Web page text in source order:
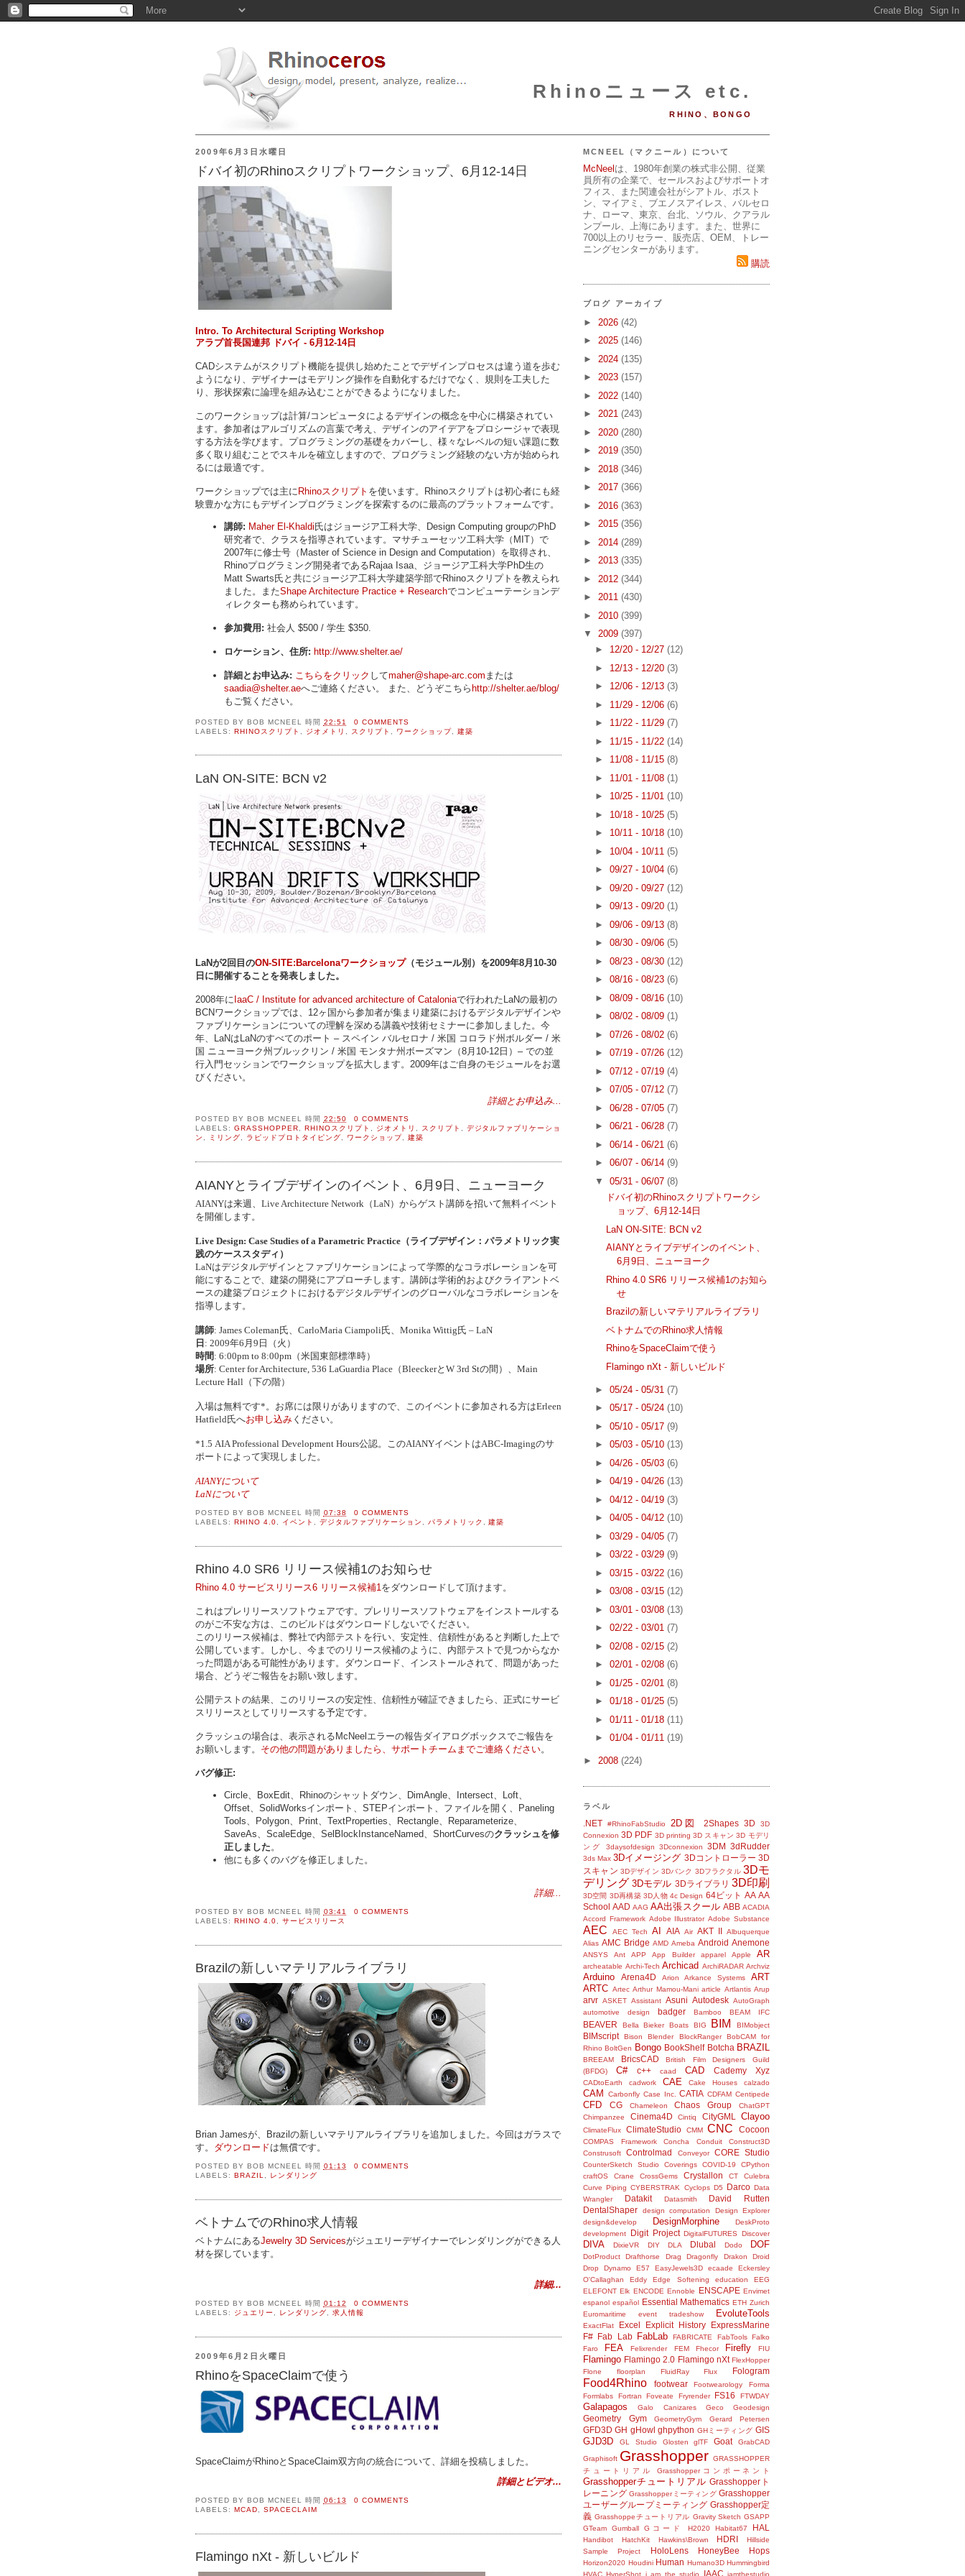
Rhinoニュース etc.
RHINO、BONGO
2009年6月3日水曜日
ドバイ初のRhinoスクリプトワークショップ、6月12-14日
Intro. To Architectural Scripting Workshop
アラブ首長国連邦 ドバイ - 6月12-14日
CADシステムがスクリプト機能を提供し始めたことでデザインプロセスは違う道を歩む
ようになり、デザイナーはモデリング操作を自動化するだけでなく、規則を工夫した
り、形状探索に論理を組み込むことができるようになりました。
このワークショップは計算/コンピュータによるデザインの概念を中心に構築されてい
ます。参加者はアルゴリズムの言葉で考え、デザインのアイデアをプロシージャで表現
する方法を学びます。プログラミングの基礎をカバーし、様々なレベルの短い課題に数
多く取り組むことでスキルを確立しますので、プログラミング経験のない方が始められ
るには最適です。
ワークショップでは主に Rhinoスクリプト を使います。Rhinoスクリプトは初心者にも経
験豊かな方にもデザインプログラミングを探索するのに最高のプラットフォームです。
講師: Maher El-Khaldi氏はジョージア工科大学、Design Computing groupのPhD
研究者で、クラスを指導されています。マサチューセッツ工科大学（MIT）で
2007年に修士号（Master of Science in Design and Computation）を取得され、
Rhinoプログラミング開発者であるRajaa Isaa、ジョージア工科大学PhD生の
Matt Swarts氏と共にジョージア工科大学建築学部でRhinoスクリプトを教えられ
ました。またShape Architecture Practice + Researchでコンピューテーションデ
ィレクターも務められています。
参加費用: 社会人 $500 / 学生 $350.
ロケーション、住所: http://www.shelter.ae/
詳細とお申込み: こちらをクリック してmaher@shape-arc.com または
saadia@shelter.aeへご連絡ください。 また、どうぞこちらhttp://shelter.ae/blog/
もご覧ください。
POSTED BY BOB MCNEEL 時間 22:51
0 COMMENTS
LABELS: RHINOスクリプト ジオメトリ スクリプト ワークショップ, 建築
LaN ON-SITE: BCN v2
LaNが2回目のON-SITE:Barcelonaワークショップ（モジュール別）を2009年8月10-30
日に開催することを発表しました。
2008年に IaaC / Institute for advanced architecture of Cataloniaで行われたLaNの最初の
BCNワークショップでは、12ヶ国から参加者が集まり建築におけるデジタルデザインや
ファブリケーションについての理解を深める講義や技術セミナーに参加しました。今
年、LaNはLaNのすべてのポート – スペイン バルセロナ / 米国 コロラド州ボルダー / 米
国 ニューヨーク州ブルックリン / 米国 モンタナ州ボーズマン（8月10-12日）– での並
行入門セッションでワークショップを拡大します。2009年はご自身のモジュールをお選
びください。
詳細とお申込み...
POSTED BY BOB MCNEEL 時間 22:50
0 COMMENTS
LABELS: GRASSHOPPER, RHINOスクリプト , ジオメトリ , スクリプト , デジタルファブリケーショ
ン , ミリング, ラピッドプロトタイピング, ワークショップ, 建築
AIANYとライブデザインのイベント、6月9日、ニューヨーク
AIANYは来週、Live Architecture Network（LaN）からゲスト講師を招いて無料イベント
を開催します。
Live Design: Case Studies of a Parametric Practice（ライブデザイン：パラメトリック実
践のケーススタディ）
LaNはデジタルデザインとファブリケーションによって学際的なコラボレーションを可
能にすることで、建築の開発にアプローチします。講師は学術的およびクライアントベ
ースの建築プロジェクトにおけるデジタルデザインのグローバルなコラボレーションを
指導します。
講師: James Coleman氏、CarloMaria Ciampoli氏、Monika Wittig氏 – LaN
日 : 2009年6月9日（火）
時間 : 6:00pm to 8:00pm（米国東部標準時）
場所: Center for Architecture, 536 LaGuardia Place（BleeckerとW 3rd Stの間）、Main
Lecture Hall（下の階）
入場は無料です*。お席には限りがありますので、このイベントに参加される方はErleen
Hatfield氏へお申し込み ください。
*1.5 AIA Professional Development Hours公認。このAIANYイベントはABC-Imagingのサ
ポートによって実現しました。
AIANYについて
LaNについて
POSTED BY BOB MCNEEL 時間 07:38
0 COMMENTS
LABELS: RHINO 4.0 イベント デジタルファブリケーション パラメトリック ,建築
Rhino 4.0 SR6 リリース候補1のお知らせ
Rhino 4.0 サービスリリース6 リリース候補1をダウンロードして頂けます。
これはプレリリースソフトウェアです。プレリリースソフトウェアをインストールする
のがご不安な方は、このビルドはダウンロードしないでください。
このリリース候補は、弊社で内部テストを行い、安定性、信頼性があると判断した上で
公開しています。しかし、今までのリリース候補のように、内部テストで見つからなか
った問題がある可能性があります。ダウンロード、インストールされて、問題があった
場合、どうぞご報告をお願い致します。
公開テストの結果、このリリースの安定性、信頼性が確証できましたら、正式にサービ
スリリースとしてリリースする予定です。
クラッシュの場合は、表示されるMcNeelエラーの報告ダイアログボックスでご報告を
お願いします。 その他の問題がありましたら、サポートチームまでご連絡ください。
バグ修正:
Circle、BoxEdit、Rhinoのシャットダウン、DimAngle、Intersect、Loft、
Offset、SolidWorksインポート、STEPインポート、ファイルを開く、Paneling
Tools、Polygon、Print、TextProperties、Rectangle、Reparameterize、
SaveAs、ScaleEdge、SelBlockInstanceNamed、ShortCurvesのクラッシュを修
正しました。
他にも多くのバグを修正しました。
詳細...
POSTED BY BOB MCNEEL 時間 03:41
0 COMMENTS
LABELS: RHINO 4.0 サービスリリース
Brazilの新しいマテリアルライブラリ
Brian Jamesが、Brazilの新しいマテリアルライブラリを追加しました。今回はガラスで
す。 ダウンロードは無償です。
POSTED BY BOB MCNEEL 時間 01:13
0 COMMENTS
LABELS: BRAZIL レンダリング
ベトナムでのRhino求人情報
ベトナムにあるJewelry 3D Servicesがジュエリーデザイナーでレンダリングができる人
材を探しています。
詳細...
POSTED BY BOB MCNEEL 時間 01:12
0 COMMENTS
LABELS: ジュエリー レンダリング 求人情報
2009年6月2日火曜日
RhinoをSpaceClaimで使う
SpaceClaimがRhinoとSpaceClaim双方向の統合について、詳細を投稿しました。
詳細とビデオ...
POSTED BY BOB MCNEEL 時間 06:13
0 COMMENTS
LABELS: MCAD SPACECLAIM
Flamingo nXt - 新しいビルド
MCNEEL（マクニール）について
McNeel は、1980年創業の株式非公開、従業
員所有の企業で、セールスおよびサポートオ
フィス、また関連会社がシアトル、ボスト
ン、マイアミ、ブエノスアイレス、バルセロ
ナ、ローマ、東京、台北、ソウル、クアラル
ンプール、上海にあります。また、世界に
700以上のリセラー、販売店、OEM、トレー
ニングセンターがあります。
購読
ブログ アーカイブ
► 2026 (42)
► 2025 (146)
► 2024 (135)
► 2023 (157)
► 2022 (140)
► 2021 (243)
► 2020 (280)
► 2019 (350)
► 2018 (346)
► 2017 (366)
► 2016 (363)
► 2015 (356)
► 2014 (289)
► 2013 (335)
► 2012 (344)
► 2011 (430)
► 2010 (399)
▼ 2009 (397)
► 12/20 - 12/27 (12)
► 12/13 - 12/20 (3)
► 12/06 - 12/13 (3)
► 11/29 - 12/06 (6)
► 11/22 - 11/29 (7)
► 11/15 - 11/22 (14)
► 11/08 - 11/15 (8)
► 11/01 - 11/08 (1)
► 10/25 - 11/01 (10)
► 10/18 - 10/25 (5)
► 10/11 - 10/18 (10)
► 10/04 - 10/11 (5)
► 09/27 - 10/04 (6)
► 09/20 - 09/27 (12)
► 09/13 - 09/20 (1)
► 09/06 - 09/13 (8)
► 08/30 - 09/06 (5)
► 08/23 - 08/30 (12)
► 08/16 - 08/23 (6)
► 08/09 - 08/16 (10)
► 08/02 - 08/09 (1)
► 07/26 - 08/02 (6)
► 07/19 - 07/26 (12)
► 07/12 - 07/19 (4)
► 07/05 - 07/12 (7)
► 06/28 - 07/05 (7)
► 06/21 - 06/28 (7)
► 06/14 - 06/21 (6)
► 06/07 - 06/14 (9)
▼ 05/31 - 06/07 (8)
ドバイ初のRhinoスクリプトワークシ
ョップ、6月12-14日
LaN ON-SITE: BCN v2
AIANYとライブデザインのイベント、
6月9日、ニューヨーク
Rhino 4.0 SR6 リリース候補1のお知ら
せ
Brazilの新しいマテリアルライブラリ
ベトナムでのRhino求人情報
RhinoをSpaceClaimで使う
Flamingo nXt - 新しいビルド
► 05/24 - 05/31 (7)
► 05/17 - 05/24 (10)
► 05/10 - 05/17 (9)
► 05/03 - 05/10 (13)
► 04/26 - 05/03 (6)
► 04/19 - 04/26 (13)
► 04/12 - 04/19 (3)
► 04/05 - 04/12 (10)
► 03/29 - 04/05 (7)
► 03/22 - 03/29 (9)
► 03/15 - 03/22 (16)
► 03/08 - 03/15 (12)
► 03/01 - 03/08 (13)
► 02/22 - 03/01 (7)
► 02/08 - 02/15 (2)
► 02/01 - 02/08 (6)
► 01/25 - 02/01 (8)
► 01/18 - 01/25 (5)
► 01/11 - 01/18 (11)
► 01/04 - 01/11 (19)
► 2008 (224)
ラベル
.NET #RhinoFabStudio 2D図 2Shapes 3D
3D
Connexion 3D PDF 3D printing 3D スキャン 3D モデリ
ング
3daysofdesign 3Dconnexion 3DM 3dRudder
3ds Max 3Dイメージング 3Dコントローラー 3D
スキャン 3Dデザイン 3Dバンク 3Dフラクタル 3Dモ
デリング 3Dモデル 3Dライブラリ 3D印刷
3D空間 3D再構築 3D人物 4c Design 64ビット AA AA
School AAD AAG AA出張スクール ABB ACADIA
Accord Framework Adobe Illustrator Adobe Substance
AEC AEC Tech AI AIA Air AKT II Albuquerque
Alias AMC Bridge AMD Ameba Android Anemone
ANSYS Ant APP App Builder apparel Apple AR
archeatable Archi-Tech Archicad ArchiRADAR Archviz
Arduino Arena4D Arion Arkance Systems
ART
ARTC Artec Arthur Mamou-Mani article Artlantis Arup
arvr ASKET Assistant Asuni Autodesk AutoGraph
automotive design
badger Bamboo BEAM IFC
BEAVER Bella Bieker Boats BIG BIM BIMobject
BIMscript Bison Blender BlockRanger
BobCAM for
Rhino BoltGen Bongo BookShelf Botcha BRAZIL
BREEAM BricsCAD
British Film Designers Guild
(BFDG)
C# c++ caad CAD Cademy Xyz
CADtoEarth cadwork CAE Cake Houses calzado
CAM Carbonfly Case Inc. CATIA CDFAM Centipede
CFD CG Chameleon Chaos Group
ChatGPT
Chimpanzee
Cinema4D Cintiq CityGML Clayoo
ClimateFlux ClimateStudio CMM CNC Cocoon
COMPAS Framework Concha Conduit
Construct3D
Construsoft
Controlmad Conveyor CORE Studio
CounterSketch Studio Coverings COVID-19
CPython
craftOS
Crane CrossGems Crystallon CT
Culebra
Curve Piping CYBERSTRAK Cyclops D5 Darco Data
Wrangler
Datakit Datasmith
David Rutten
DentalShaper
design computation
Design Explorer
design&develop
DesignMorphine
DeskProto
development
Digit Project DigitalFUTURES Discover
DIVA DixieVR DIY DLA Dlubal Dodo DOF
DotProduct Drafthorse Drag Dragonfly Drakon
Droid
Drop
Dynamo E57 EasyJewels3D ecaade
Eckersley
O'Callaghan
Eddy Edge Softening education
EEG
ELEFONT Elk ENCODE Ennoble ENSCAPE Envimet
espanol español Essential Mathematics ETH Zurich
Euromaritime
event tradeshow EvoluteTools
ExactFlat Excel Explicit History
ExpressMarine
F# Fab Lab FabLab FABRICATE FabTools Falko
Faro
FEA Felixrender FEM Fhecor Firefly FIU
Flamingo Flamingo 2.0 Flamingo nXt FlexHopper
Flone
floorplan FluidRay Flux Fologram
Food4Rhino footwear Footwearology
Forma
Formlabs
Fortran Foveate Fryrender FS16 FTWDAY
Galapagos Galo Canizares Geco Geodesign
Geometry Gym GeometryGym Gerard Petersen
GFD3D GH gHowl ghpython GHミーティング GIS
GJD3D GL Studio Glosten glTF Goat GrabCAD
Graphisoft Grasshopper GRASSHOPPER
チュートリアル
Grasshopperコンポーネント
Grasshopperチュートリアル Grasshopperト
レーニング Grasshopperミーティング Grasshopper
ユーザーグループミーティング Grasshopper定
義 Grasshoppeチュートリアル Gravity Sketch GSAPP
GTeam
Gumball Gコード H2020 Habitat67 HAL
Handibot HatchKit Hawkins\Brown HDRI
Hillside
Sample Project
HoloLens HoneyBee Hops
Horizon2020 Houdini Human Humano3D Hummingbird
HVAC HyperShot i am the studio IAAC iamthestudio